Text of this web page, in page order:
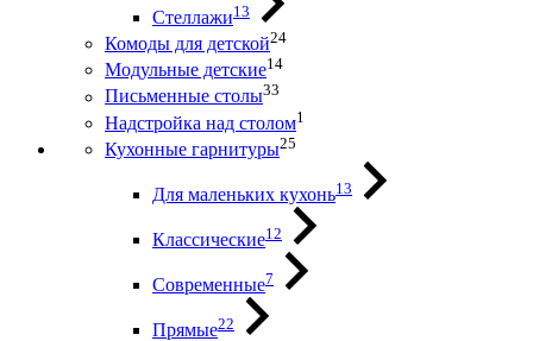
Стеллажи13
Комоды для детской24
Модульные детские14
Письменные столы33
Надстройка над столом1
Кухонные гарнитуры25
Для маленьких кухонь13
Классические12
Современные7
Прямые22